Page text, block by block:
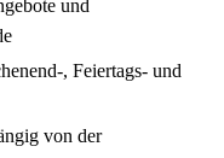
und
, Feiertags- und
von der